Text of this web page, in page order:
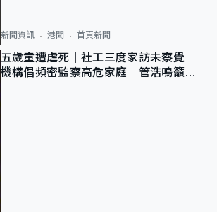
新聞資訊 港聞 首頁新聞
五歲童遭虐死｜社工三度家訪未察覺
機構倡頻密監察高危家庭 管浩鳴籲加